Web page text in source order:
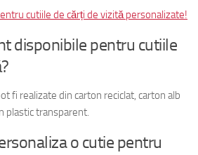
cutiile de cărți de vizită personalizate!
disponibile pentru cutiile
fi realizate din carton reciclat, carton alb
plastic transparent.
o cutie pentru